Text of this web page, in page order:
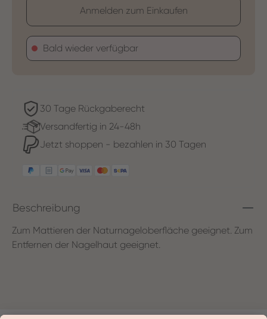
Anmelden zum Einkaufen
Bald wieder verfügbar
30 Tage Rückgaberecht
Versandfertig in 24-48h
Jetzt shoppen - bezahlen in 30 Tagen
Beschreibung
Zum Mattieren der Naturnageloberfläche geeignet. Zum
Entfernen der Nagelhaut geeignet.